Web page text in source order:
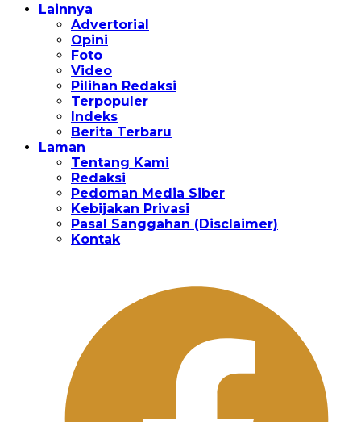
Lainnya
Advertorial
Opini
Foto
Video
Pilihan Redaksi
Terpopuler
Indeks
Berita Terbaru
Laman
Tentang Kami
Redaksi
Pedoman Media Siber
Kebijakan Privasi
Pasal Sanggahan (Disclaimer)
Kontak